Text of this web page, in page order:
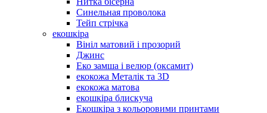
Синельная проволока
Тейп стрічка
екошкіра
Вініл матовий і прозорий
Джинс
Еко замша і велюр (оксамит)
екокожа Металік та 3D
екокожа матова
екошкіра блискуча
Екошкіра з кольоровими принтами